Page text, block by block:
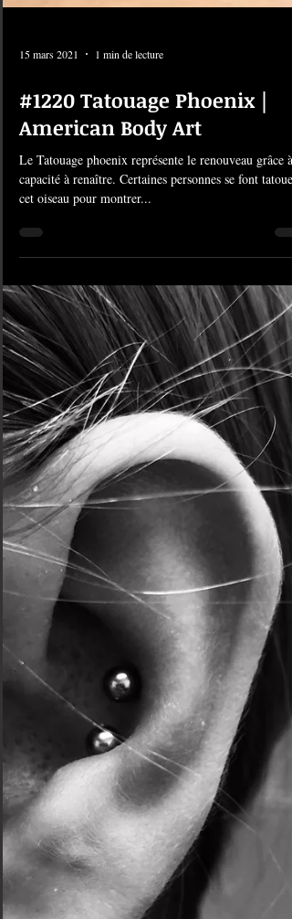
15 mars 2021 1 min de lecture
#1220 Tatouage Phoenix |
American Body Art
Le Tatouage phoenix représente le renouveau grâce à
capacité à renaître. Certaines personnes se font tatouer
cet oiseau pour montrer...